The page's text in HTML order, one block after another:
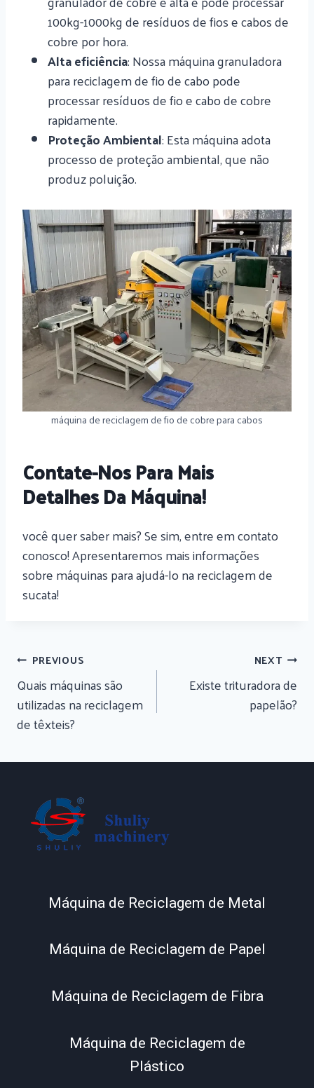
100kg-1000kg de resíduos de fios e cabos de
cobre por hora.
Alta eficiência: Nossa máquina granuladora
para reciclagem de fio de cabo pode
processar resíduos de fio e cabo de cobre
rapidamente.
Proteção Ambiental: Esta máquina adota
processo de proteção ambiental, que não
produz poluição.
máquina de reciclagem de fio de cobre para cabos
Contate-Nos Para Mais
Detalhes Da Máquina!
você quer saber mais? Se sim, entre em contato
conosco! Apresentaremos mais informações
sobre máquinas para ajudá-lo na reciclagem de
sucata!
Navegação
De
Artigos
PREVIOUS
Quais máquinas são
utilizadas na reciclagem
de têxteis?
NEXT
Existe trituradora de
papelão?
Máquina de Reciclagem de Metal
Máquina de Reciclagem de Papel
Máquina de Reciclagem de Fibra
Máquina de Reciclagem de
Plástico